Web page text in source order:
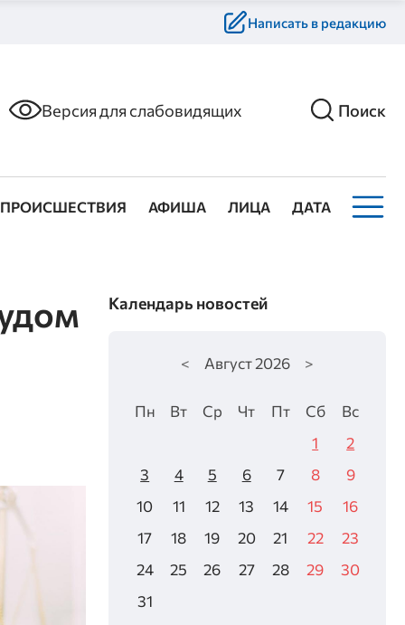
Написать в редакцию
Версия для слабовидящих Поиск
ПРОИСШЕСТВИЯ АФИША ЛИЦА ДАТА
Календарь новостей
< Август2026 >
Пн Вт Ср Чт Пт Сб
Вс
1
2
3
4 5 6 7 8
9
10
11 12 13 14 15
16
17
18 19 20 21 22
23
24
25 26 27 28 29
30
31